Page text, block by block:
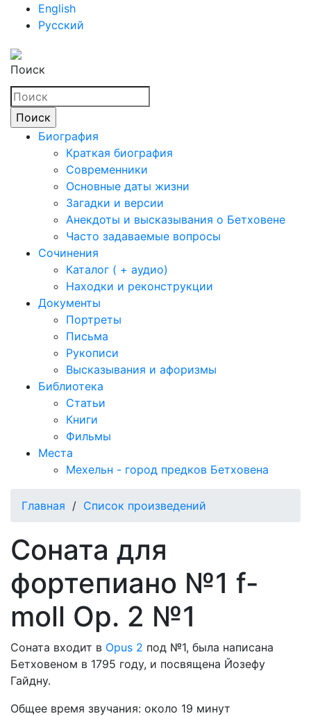
English
Русский
Поиск
Биография
Краткая биография
Современники
Основные даты жизни
Загадки и версии
Анекдоты и высказывания о Бетховене
Часто задаваемые вопросы
Сочинения
Каталог ( + аудио)
Находки и реконструкции
Документы
Портреты
Письма
Рукописи
Высказывания и афоризмы
Библиотека
Статьи
Книги
Фильмы
Места
Мехельн - город предков Бетховена
Главная / Список произведений
Соната для
фортепиано №1 f-
moll Op. 2 №1
Соната входит в Opus 2 под №1, была написана
Бетховеном в 1795 году, и посвящена Йозефу
Гайдну.
Общее время звучания: около 19 минут